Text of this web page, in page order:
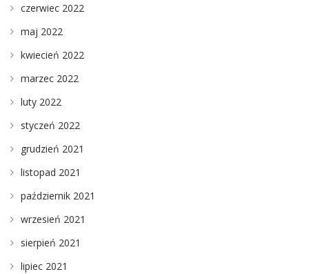
czerwiec 2022
maj 2022
kwiecień 2022
marzec 2022
luty 2022
styczeń 2022
grudzień 2021
listopad 2021
październik 2021
wrzesień 2021
sierpień 2021
lipiec 2021